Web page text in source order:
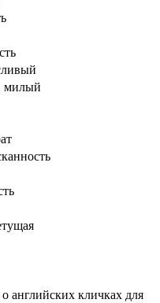
милый
английских кличках для